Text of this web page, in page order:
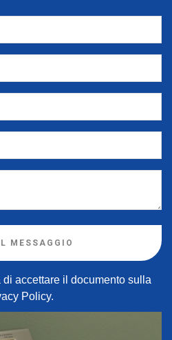
MESSAGGIO
accettare il documento sulla
Policy.